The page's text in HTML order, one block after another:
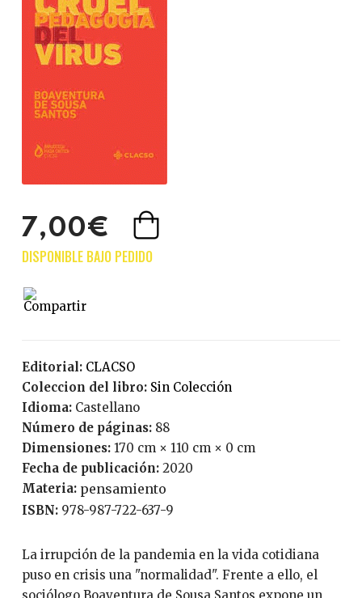
7,00€
Editorial:
CLACSO
Coleccion del libro:
Sin Colección
Idioma:
Castellano
Número de páginas:
88
Dimensiones: 170 cm × 110 cm × 0 cm
Fecha de publicación:
2020
Materia: pensamiento
ISBN: 978-987-722-637-9
La irrupción de la pandemia en la vida cotidiana
puso en crisis una "normalidad". Frente a ello, el